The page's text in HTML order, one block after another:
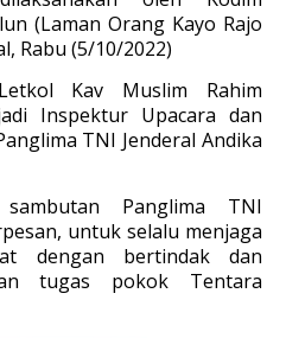
(Laman Orang Kayo Rajo
Rabu (5/10/2022)
Kav Muslim Rahim
Inspektur Upacara dan
TNI Jenderal Andika
sambutan Panglima TNI
untuk selalu menjaga
dengan bertindak dan
tugas pokok Tentara